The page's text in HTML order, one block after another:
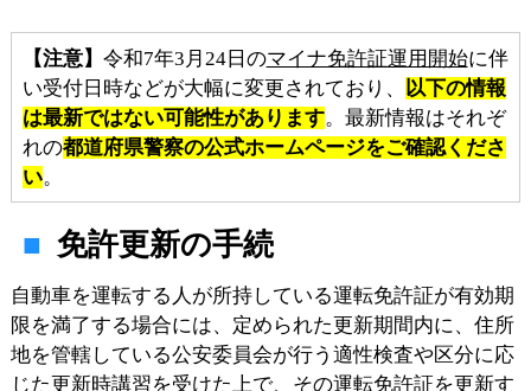
【注意】 令和7年3月24日のマイナ免許証運用開始に伴
い受付日時などが大幅に変更されており、
以下の情報
は最新ではない可能性があります。最新情報はそれぞ
れの都道府県警察の公式ホームページをご確認くださ
い。
免許更新の手続
自動車を運転する人が所持している運転免許証が有効期
限を満了する場合には、定められた更新期間内に、住所
地を管轄している公安委員会が行う適性検査や区分に応
じた更新時講習を受けた上で、その運転免許証を更新す